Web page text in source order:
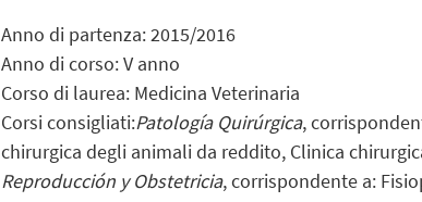
Anno di partenza: 2015/2016
Anno di corso: V anno
Corso di laurea: Medicina Veterinaria
Corsi consigliati:Patología Quirúrgica,
chirurgica degli animali da reddito, Clinica
Reproducción y Obstetricia, corrispondente a: